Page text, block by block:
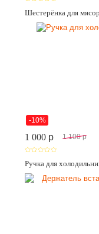
Шестерёнка для
-10%
1 000 p 1 100 p
Ручка для